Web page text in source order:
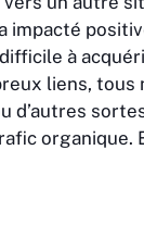
impacté
à
liens, tous
d’autres
organique.